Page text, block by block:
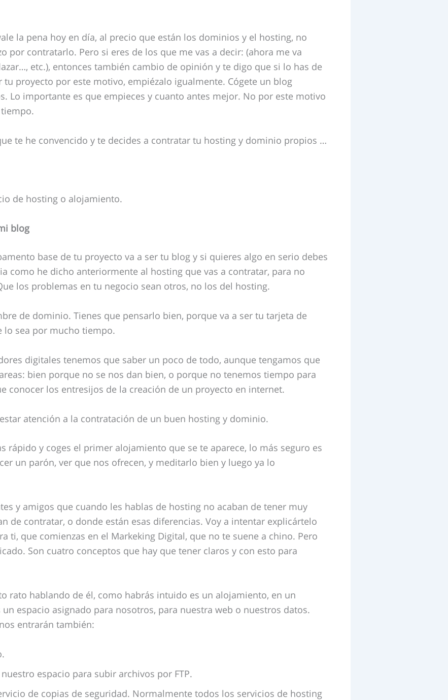
la pena hoy en día, al precio que están los dominios y el hosting, no
por contratarlo. Pero si eres de los que me vas a decir: (ahora me va
etc.), entonces también cambio de opinión y te digo que si lo has de
tu proyecto por este motivo, empiézalo igualmente. Cógete un blog
Lo importante es que empieces y cuanto antes mejor. No por este motivo
te he convencido y te decides a contratar tu hosting y dominio propios …
de hosting o alojamiento.
blog
base de tu proyecto va a ser tu blog y si quieres algo en serio debes
como he dicho anteriormente al hosting que vas a contratar, para no
los problemas en tu negocio sean otros, no los del hosting.
de dominio. Tienes que pensarlo bien, porque va a ser tu tarjeta de
lo sea por mucho tiempo.
digitales tenemos que saber un poco de todo, aunque tengamos que
bien porque no se nos dan bien, o porque no tenemos tiempo para
conocer los entresijos de la creación de un proyecto en internet.
atención a la contratación de un buen hosting y dominio.
rápido y coges el primer alojamiento que se te aparece, lo más seguro es
un parón, ver que nos ofrecen, y meditarlo bien y luego ya lo
y amigos que cuando les hablas de hosting no acaban de tener muy
de contratar, o donde están esas diferencias. Voy a intentar explicártelo
ti, que comienzas en el Markeking Digital, que no te suene a chino. Pero
Son cuatro conceptos que hay que tener claros y con esto para
rato hablando de él, como habrás intuido es un alojamiento, en un
espacio asignado para nosotros, para nuestra web o nuestros datos.
entrarán también:
espacio para subir archivos por FTP.
de copias de seguridad. Normalmente todos los servicios de hosting